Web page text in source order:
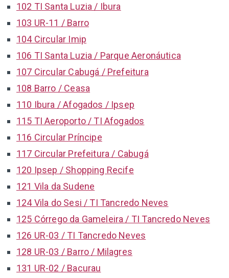
102 TI Santa Luzia / Ibura
103 UR-11 / Barro
104 Circular Imip
106 TI Santa Luzia / Parque Aeronáutica
107 Circular Cabugá / Prefeitura
108 Barro / Ceasa
110 Ibura / Afogados / Ipsep
115 TI Aeroporto / TI Afogados
116 Circular Príncipe
117 Circular Prefeitura / Cabugá
120 Ipsep / Shopping Recife
121 Vila da Sudene
124 Vila do Sesi / TI Tancredo Neves
125 Córrego da Gameleira / TI Tancredo Neves
126 UR-03 / TI Tancredo Neves
128 UR-03 / Barro / Milagres
131 UR-02 / Bacurau